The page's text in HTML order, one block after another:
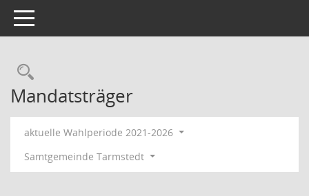
Toggle navigation
Rechercheauswahl
Mandatsträger
aktuelle Wahlperiode 2021-2026
Samtgemeinde Tarmstedt